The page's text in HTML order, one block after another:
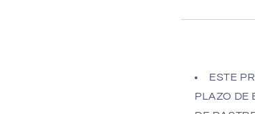
ESTE
PLAZO DE